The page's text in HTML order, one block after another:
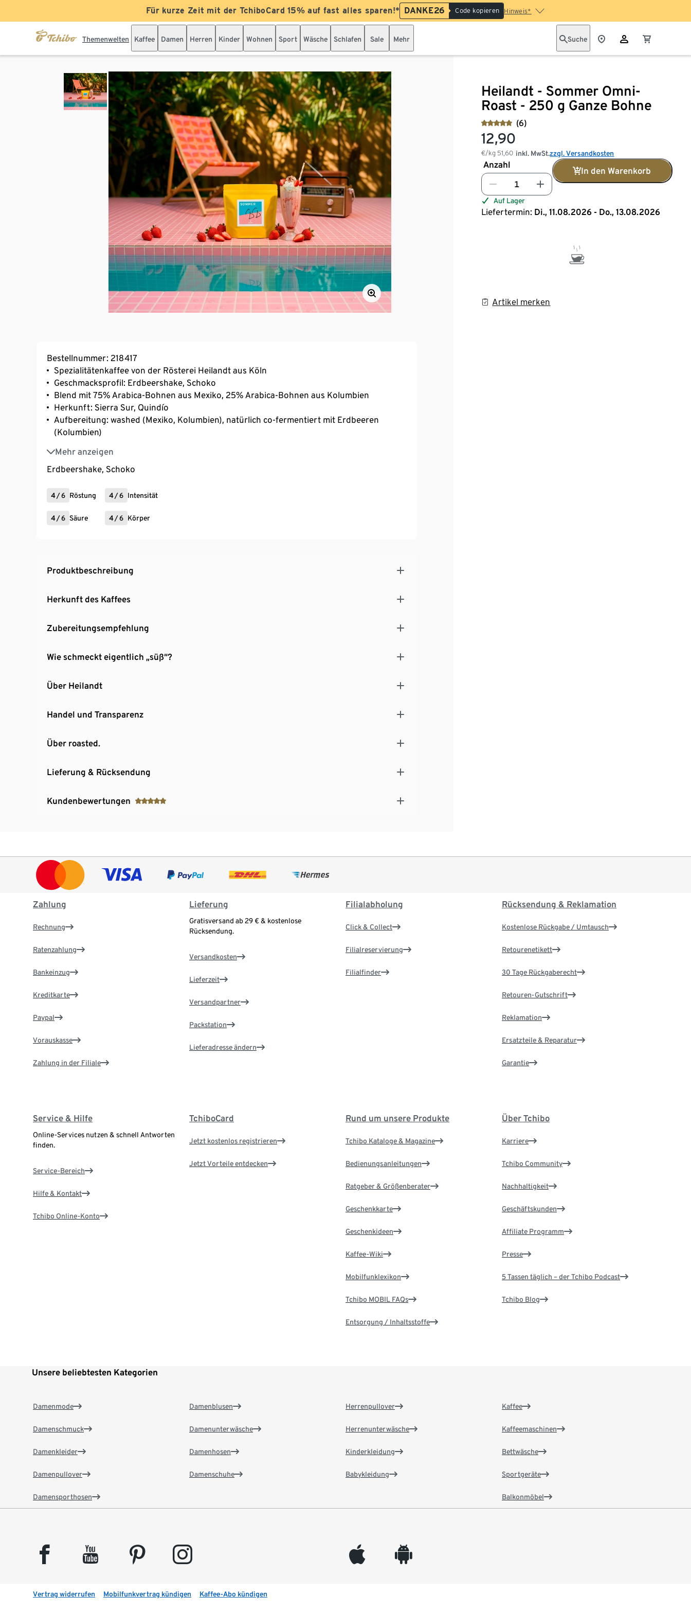
Für kurze Zeit mit der TchiboCard 15% auf fast alles sparen!* DANKE26 Code kopieren Hinweis*
Themenwelten Kaffee Damen Herren Kinder Wohnen Sport Wäsche Schlafen Sale Mehr Suche
Heilandt - Sommer Omni-
Roast - 250 g Ganze Bohne
(6)
12,90
€/kg 51,60 inkl. MwSt.zzgl. Versandkosten
Anzahl
In den Warenkorb
Auf Lager
Liefertermin: Di., 11.08.2026 - Do., 13.08.2026
Artikel merken
Bestellnummer: 218417
Spezialitätenkaffee von der Rösterei Heilandt aus Köln
Geschmacksprofil: Erdbeershake, Schoko
Blend mit 75% Arabica-Bohnen aus Mexiko, 25% Arabica-Bohnen aus Kolumbien
Herkunft: Sierra Sur, Quindío
Aufbereitung: washed (Mexiko, Kolumbien), natürlich co-fermentiert mit Erdbeeren
(Kolumbien)
Mehr anzeigen
Varietät: Typica, Bourbon; Castillo
Erdbeershake, Schoko
4/6 Röstung 4/6 Intensität
4/6 Säure 4/6 Körper
Produktbeschreibung
Herkunft des Kaffees
Zubereitungsempfehlung
Wie schmeckt eigentlich „süß“?
Über Heilandt
Handel und Transparenz
Über roasted.
Lieferung & Rücksendung
Kundenbewertungen
Zahlung
Rechnung
Ratenzahlung
Bankeinzug
Kreditkarte
Paypal
Vorauskasse
Zahlung in der Filiale
Lieferung
Gratisversand ab 29 € & kostenlose
Rücksendung.
Versandkosten
Lieferzeit
Versandpartner
Packstation
Lieferadresse ändern
Filialabholung
Click & Collect
Filialreservierung
Filialfinder
Rücksendung & Reklamation
Kostenlose Rückgabe / Umtausch
Retourenetikett
30 Tage Rückgaberecht
Retouren-Gutschrift
Reklamation
Ersatzteile & Reparatur
Garantie
Service & Hilfe
Online-Services nutzen & schnell Antworten
finden.
Service-Bereich
Hilfe & Kontakt
Tchibo Online-Konto
TchiboCard
Jetzt kostenlos registrieren
Jetzt Vorteile entdecken
Rund um unsere Produkte
Tchibo Kataloge & Magazine
Bedienungsanleitungen
Ratgeber & Größenberater
Geschenkkarte
Geschenkideen
Kaffee-Wiki
Mobilfunklexikon
Tchibo MOBIL FAQs
Entsorgung / Inhaltsstoffe
Über Tchibo
Karriere
Tchibo Community
Nachhaltigkeit
Geschäftskunden
Affiliate Programm
Presse
5 Tassen täglich – der Tchibo Podcast
Tchibo Blog
Unsere beliebtesten Kategorien
Damenmode
Damenschmuck
Damenkleider
Damenpullover
Damensporthosen
Damenblusen
Damenunterwäsche
Damenhosen
Damenschuhe
Herrenpullover
Herrenunterwäsche
Kinderkleidung
Babykleidung
Kaffee
Kaffeemaschinen
Bettwäsche
Sportgeräte
Balkonmöbel
facebook youtube pinterest instagram appleinc android
Vertrag widerrufen Mobilfunkvertrag kündigen Kaffee-Abo kündigen